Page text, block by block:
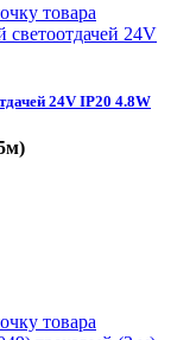
товара
24V IP20 4.8W
товара